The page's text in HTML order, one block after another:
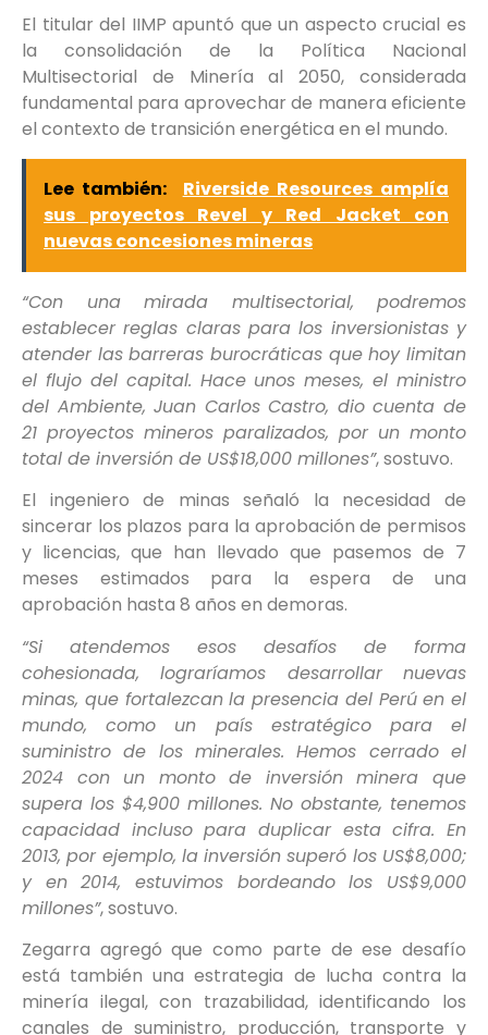
El titular del IIMP apuntó que un aspecto crucial es
la consolidación de la Política Nacional
Multisectorial de Minería al 2050, considerada
fundamental para aprovechar de manera eficiente
el contexto de transición energética en el mundo.
Lee también:
Riverside Resources amplía
sus proyectos Revel y Red Jacket con
nuevas concesiones mineras
“Con una mirada multisectorial, podremos
establecer reglas claras para los inversionistas y
atender las barreras burocráticas que hoy limitan
el flujo del capital. Hace unos meses, el ministro
del Ambiente, Juan Carlos Castro, dio cuenta de
21 proyectos mineros paralizados, por un monto
total de inversión de US$18,000 millones”, sostuvo.
El ingeniero de minas señaló la necesidad de
sincerar los plazos para la aprobación de permisos
y licencias, que han llevado que pasemos de 7
meses estimados para la espera de una
aprobación hasta 8 años en demoras.
“Si atendemos esos desafíos de forma
cohesionada, lograríamos desarrollar nuevas
minas, que fortalezcan la presencia del Perú en el
mundo, como un país estratégico para el
suministro de los minerales. Hemos cerrado el
2024 con un monto de inversión minera que
supera los $4,900 millones. No obstante, tenemos
capacidad incluso para duplicar esta cifra. En
2013, por ejemplo, la inversión superó los US$8,000;
y en 2014, estuvimos bordeando los US$9,000
millones”, sostuvo.
Zegarra agregó que como parte de ese desafío
está también una estrategia de lucha contra la
minería ilegal, con trazabilidad, identificando los
canales de suministro, producción, transporte y